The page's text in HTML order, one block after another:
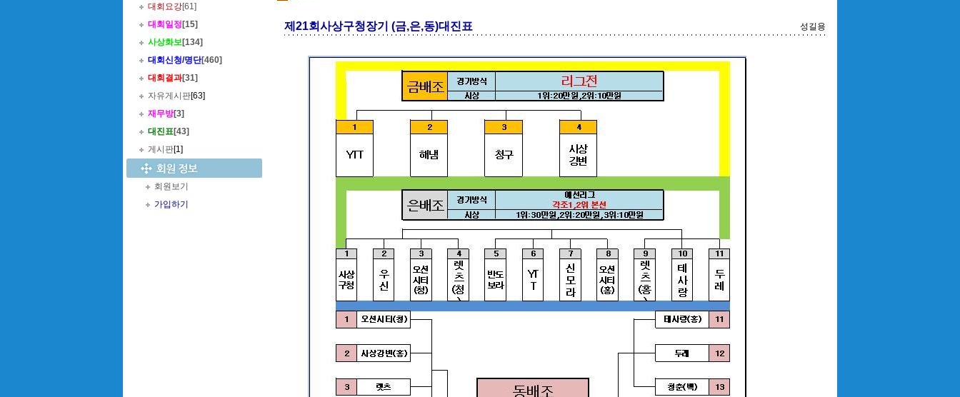
대회요강[61]
대회일정 [15]
사상화보[134]
대회신청/명단[460]
대회결과[31]
자유게시판[63]
재무방[3]
대진표[43]
게시판[1]
회원보기
가입하기
제21회사상구청장기 (금,은,동)대진표 성길용